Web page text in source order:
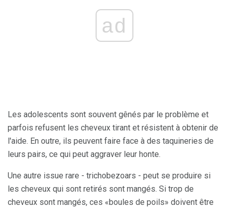
ad
Les adolescents sont souvent gênés par le problème et
parfois refusent les cheveux tirant et résistent à obtenir de
l'aide. En outre, ils peuvent faire face à des taquineries de
leurs pairs, ce qui peut aggraver leur honte.
Une autre issue rare - trichobezoars - peut se produire si
les cheveux qui sont retirés sont mangés. Si trop de
cheveux sont mangés, ces «boules de poils» doivent être